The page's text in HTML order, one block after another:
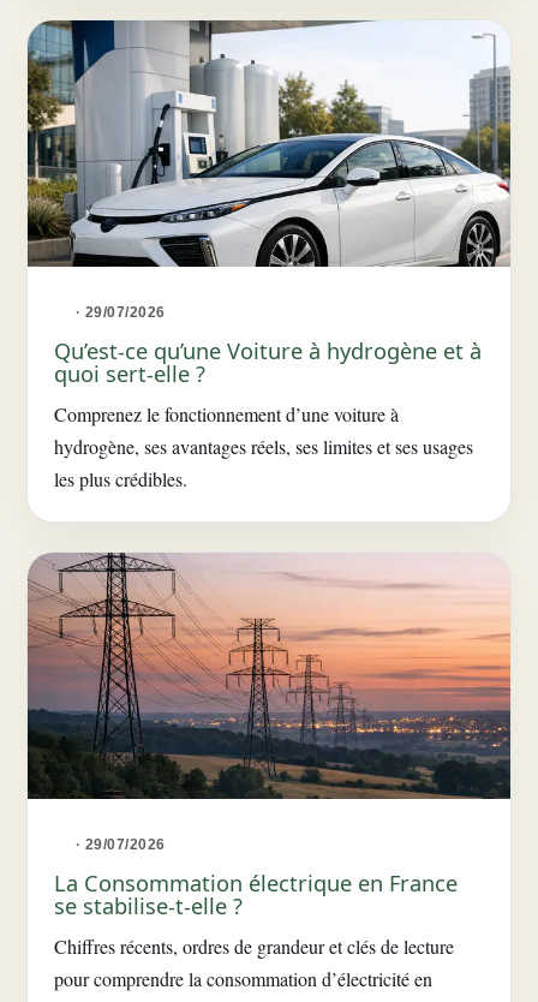
· 29/07/2026
Qu’est-ce qu’une Voiture à hydrogène et à
quoi sert-elle ?
Comprenez le fonctionnement d’une voiture à
hydrogène, ses avantages réels, ses limites et ses usages
les plus crédibles.
· 29/07/2026
La Consommation électrique en France
se stabilise-t-elle ?
Chiffres récents, ordres de grandeur et clés de lecture
pour comprendre la consommation d’électricité en